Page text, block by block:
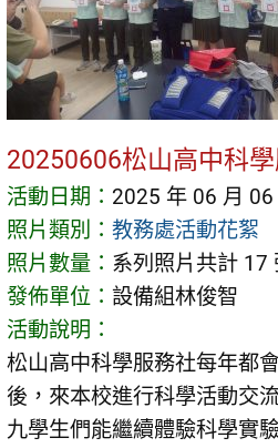
20250606松山高中科
活動日期： 2025 年 06 月 06
照片類別： 教務處活動花絮
照片數量： 系列照片共計 17
發佈單位： 設備組林俊智
活動說明：
松山高中科學服務社每年都
後，來本校進行科學活動交
九學生們能繼續體驗科學實